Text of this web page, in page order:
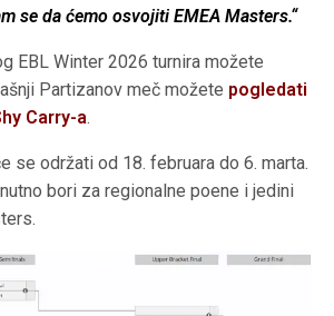
se da ćemo osvojiti EMEA Masters.“
EBL Winter 2026 turnira možete
Partizanov meč možete pogledati
Carry-a.
se održati od 18. februara do 6. marta.
bori za regionalne poene i jedini